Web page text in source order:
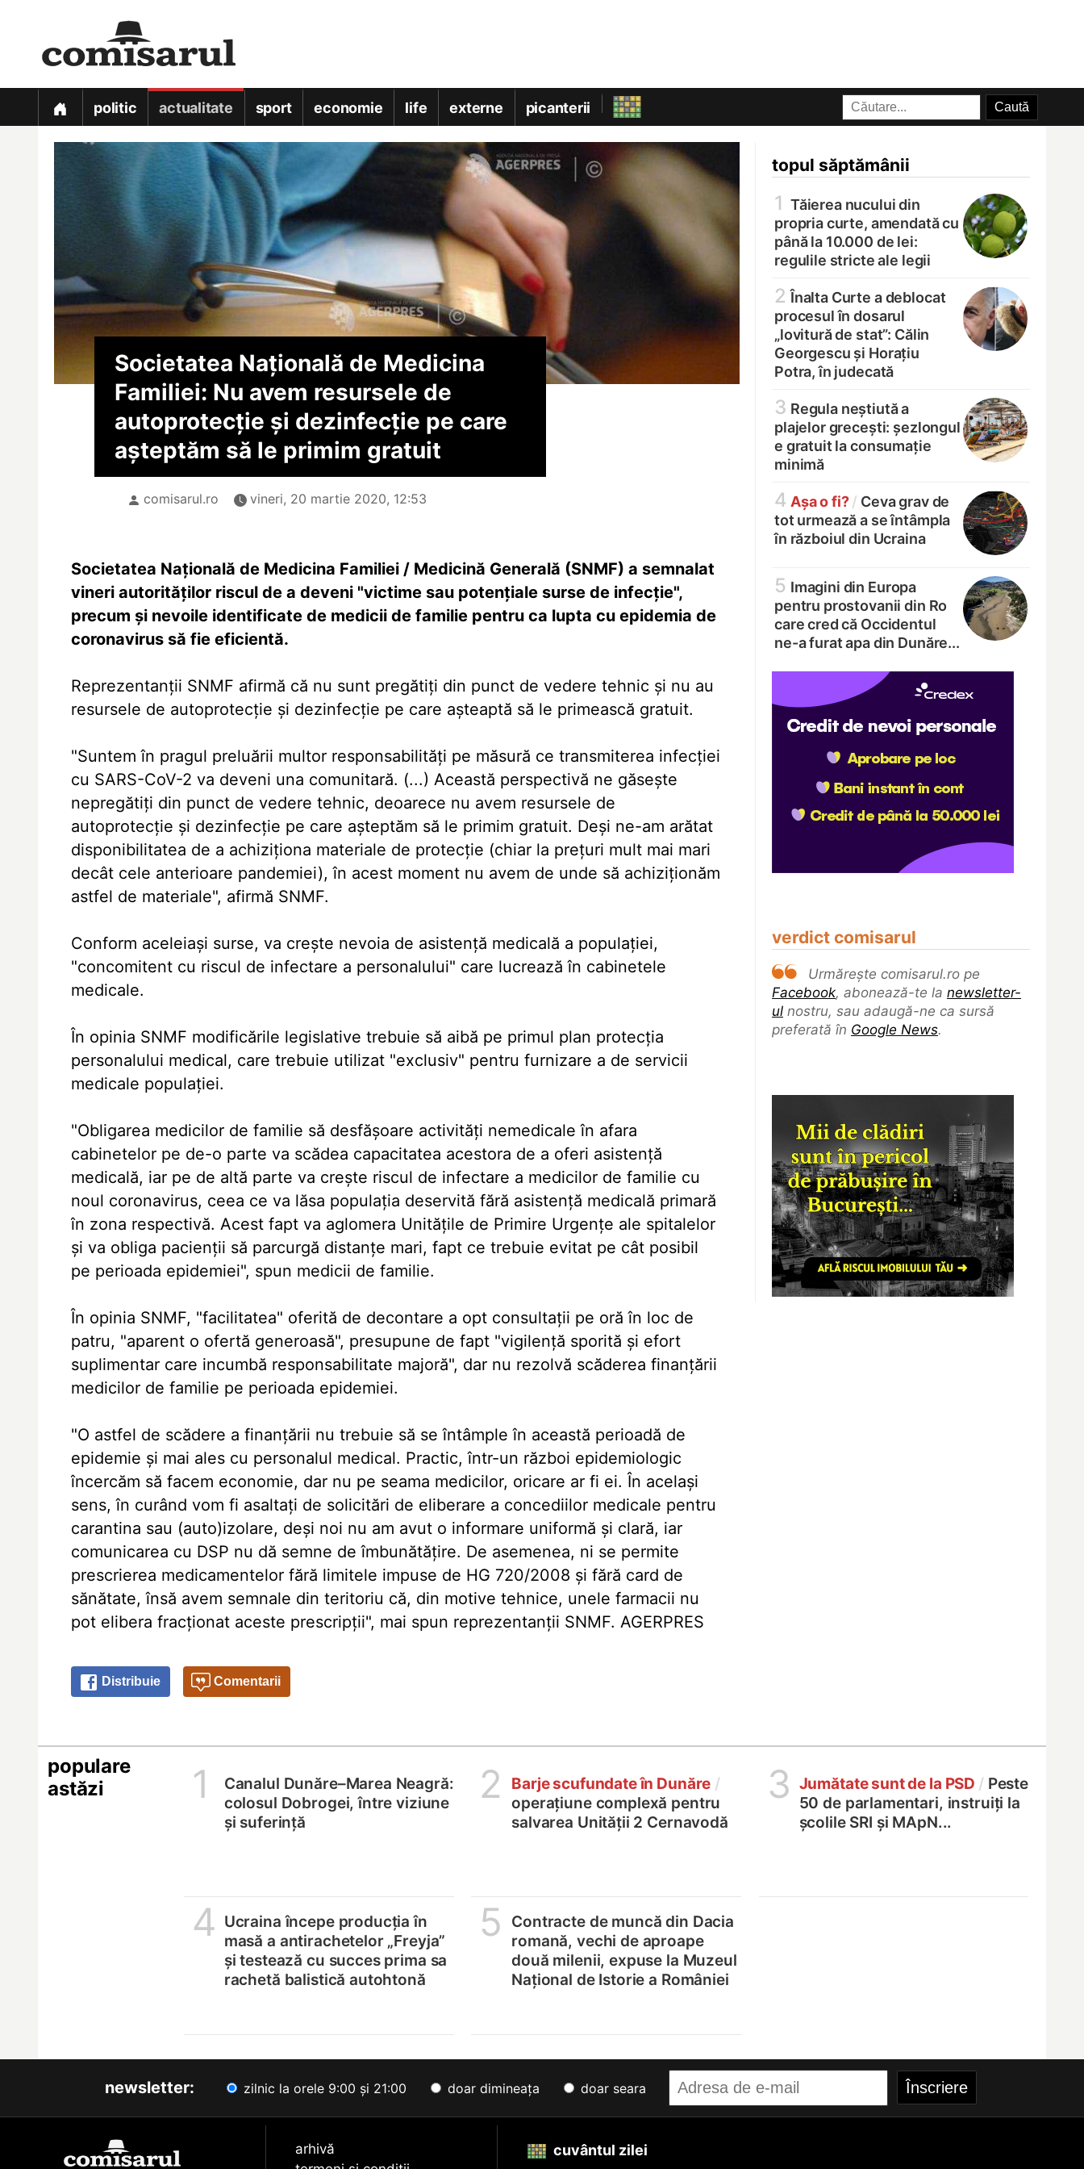
politic actualitate sport economie life externe picanterii
topul săptămânii
1 Tăierea nucului din
propria curte, amendată cu
până la 10.000 de lei:
regulile stricte ale legii
2 Înalta Curte a deblocat
procesul în dosarul
„lovitură de stat”: Călin
Georgescu și Horațiu
Potra, în judecată
3 Regula neștiută a
plajelor grecești: șezlongul
e gratuit la consumație
minimă
4 Așa o fi? / Ceva grav de
tot urmează a se întâmpla
în războiul din Ucraina
5 Imagini din Europa
pentru prostovanii din Ro
care cred că Occidentul
ne-a furat apa din Dunăre...
verdict comisarul
Urmărește comisarul.ro pe
Facebook, abonează-te la newsletter-
ul nostru, sau adaugă-ne ca sursă
preferată în Google News.
Societatea Naţională de Medicina
Familiei: Nu avem resursele de
autoprotecţie şi dezinfecţie pe care
aşteptăm să le primim gratuit
comisarul.ro vineri, 20 martie 2020, 12:53
Societatea Naţională de Medicina Familiei / Medicină Generală (SNMF) a semnalat
vineri autorităţilor riscul de a deveni "victime sau potenţiale surse de infecţie",
precum şi nevoile identificate de medicii de familie pentru ca lupta cu epidemia de
coronavirus să fie eficientă.
Reprezentanţii SNMF afirmă că nu sunt pregătiţi din punct de vedere tehnic şi nu au
resursele de autoprotecţie şi dezinfecţie pe care aşteaptă să le primească gratuit.
"Suntem în pragul preluării multor responsabilităţi pe măsură ce transmiterea infecţiei
cu SARS-CoV-2 va deveni una comunitară. (...) Această perspectivă ne găseşte
nepregătiţi din punct de vedere tehnic, deoarece nu avem resursele de
autoprotecţie şi dezinfecţie pe care aşteptăm să le primim gratuit. Deşi ne-am arătat
disponibilitatea de a achiziţiona materiale de protecţie (chiar la preţuri mult mai mari
decât cele anterioare pandemiei), în acest moment nu avem de unde să achiziţionăm
astfel de materiale", afirmă SNMF.
Conform aceleiaşi surse, va creşte nevoia de asistenţă medicală a populaţiei,
"concomitent cu riscul de infectare a personalului" care lucrează în cabinetele
medicale.
În opinia SNMF modificările legislative trebuie să aibă pe primul plan protecţia
personalului medical, care trebuie utilizat "exclusiv" pentru furnizare a de servicii
medicale populaţiei.
"Obligarea medicilor de familie să desfăşoare activităţi nemedicale în afara
cabinetelor pe de-o parte va scădea capacitatea acestora de a oferi asistenţă
medicală, iar pe de altă parte va creşte riscul de infectare a medicilor de familie cu
noul coronavirus, ceea ce va lăsa populaţia deservită fără asistenţă medicală primară
în zona respectivă. Acest fapt va aglomera Unităţile de Primire Urgenţe ale spitalelor
şi va obliga pacienţii să parcurgă distanţe mari, fapt ce trebuie evitat pe cât posibil
pe perioada epidemiei", spun medicii de familie.
În opinia SNMF, "facilitatea" oferită de decontare a opt consultaţii pe oră în loc de
patru, "aparent o ofertă generoasă", presupune de fapt "vigilenţă sporită şi efort
suplimentar care incumbă responsabilitate majoră", dar nu rezolvă scăderea finanţării
medicilor de familie pe perioada epidemiei.
"O astfel de scădere a finanţării nu trebuie să se întâmple în această perioadă de
epidemie şi mai ales cu personalul medical. Practic, într-un război epidemiologic
încercăm să facem economie, dar nu pe seama medicilor, oricare ar fi ei. În acelaşi
sens, în curând vom fi asaltaţi de solicitări de eliberare a concediilor medicale pentru
carantina sau (auto)izolare, deşi noi nu am avut o informare uniformă şi clară, iar
comunicarea cu DSP nu dă semne de îmbunătăţire. De asemenea, ni se permite
prescrierea medicamentelor fără limitele impuse de HG 720/2008 şi fără card de
sănătate, însă avem semnale din teritoriu că, din motive tehnice, unele farmacii nu
pot elibera fracţionat aceste prescripţii", mai spun reprezentanţii SNMF. AGERPRES
Distribuie Comentarii
populare
astăzi
1
Canalul Dunăre–Marea Neagră:
colosul Dobrogei, între viziune
și suferință
2 Barje scufundate în Dunăre /
operațiune complexă pentru
salvarea Unității 2 Cernavodă
3 Jumătate sunt de la PSD / Peste
50 de parlamentari, instruiți la
școlile SRI și MApN...
4 Ucraina începe producția în
masă a antirachetelor „Freyja”
și testează cu succes prima sa
rachetă balistică autohtonă
5
Contracte de muncă din Dacia
romană, vechi de aproape
două milenii, expuse la Muzeul
Național de Istorie a României
newsletter: zilnic la orele 9:00 și 21:00 doar dimineața doar seara
arhivă
cuvântul zilei